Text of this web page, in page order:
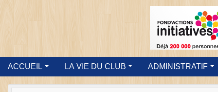
ACCUEIL LA VIE DU CLUB ADMINISTRATIF